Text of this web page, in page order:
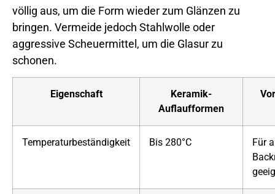
völlig aus, um die Form wieder zum Glänzen zu
bringen. Vermeide jedoch Stahlwolle oder
aggressive Scheuermittel, um die Glasur zu
schonen.
Eigenschaft
Keramik-
Auflaufformen
Temperaturbeständigkeit Bis 280°C
Für